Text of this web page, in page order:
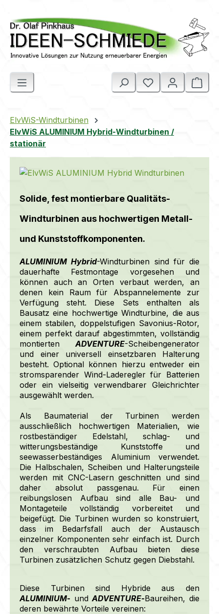
ElvWiS-Windturbinen
ElvWiS ALUMINIUM Hybrid-Windturbinen /
stationär
Solide, fest montierbare Qualitäts-
Windturbinen aus hochwertigen Metall-
und Kunststoffkomponenten.
ALUMINIUM Hybrid-Windturbinen sind für die
dauerhafte Festmontage vorgesehen und
können auch an Orten verbaut werden, an
denen kein Raum für Abspannelemente zur
Verfügung steht. Diese Sets enthalten als
Bausatz eine hochwertige Windturbine, die aus
einem stabilen, doppelstufigen Savonius-Rotor,
einem perfekt darauf abgestimmten, vollständig
montierten ADVENTURE-Scheibengenerator
und einer universell einsetzbaren Halterung
besteht. Optional können hierzu entweder ein
stromsparender Wind-Laderegler für Batterien
oder ein vielseitig verwendbarer Gleichrichter
ausgewählt werden.
Als Baumaterial der Turbinen werden
ausschließlich hochwertigen Materialien, wie
rostbeständiger Edelstahl, schlag- und
witterungsbeständige Kunststoffe und
seewasserbeständiges Aluminium verwendet.
Die Halbschalen, Scheiben und Halterungsteile
werden mit CNC-Lasern geschnitten und sind
daher absolut passgenau. Für einen
reibungslosen Aufbau sind alle Bau- und
Montageteile vollständig vorbereitet und
beigefügt. Die Turbinen wurden so konstruiert,
dass im Bedarfsfall auch der Austausch
einzelner Komponenten sehr einfach ist. Durch
den verschraubten Aufbau bieten diese
Turbinen zusätzlichen Schutz gegen Diebstahl.
Diese Turbinen sind Hybride aus den
ALUMINIUM- undADVENTURE-Baureihen, die
deren bewährte Vorteile vereinen: